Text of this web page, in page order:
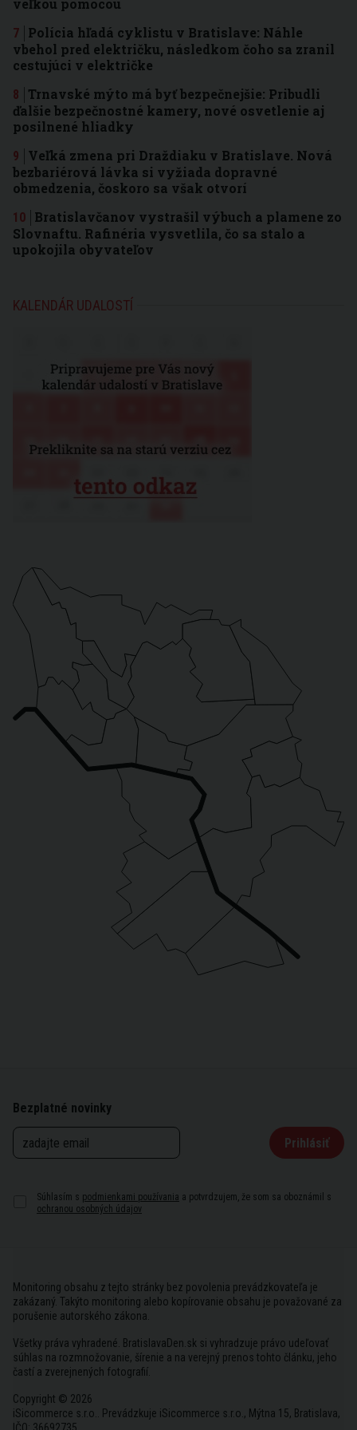
veľkou pomocou
Polícia hľadá cyklistu v Bratislave: Náhle
vbehol pred električku, následkom čoho sa zranil
cestujúci v električke
Trnavské mýto má byť bezpečnejšie: Pribudli
ďalšie bezpečnostné kamery, nové osvetlenie aj
posilnené hliadky
Veľká zmena pri Draždiaku v Bratislave. Nová
bezbariérová lávka si vyžiada dopravné
obmedzenia, čoskoro sa však otvorí
Bratislavčanov vystrašil výbuch a plamene zo
Slovnaftu. Rafinéria vysvetlila, čo sa stalo a
upokojila obyvateľov
KALENDÁR UDALOSTÍ
Bezplatné novinky
Prihlásiť
Súhlasím s podmienkami používania a potvrdzujem, že som sa oboznámil s
ochranou osobných údajov
Monitoring obsahu z tejto stránky bez povolenia prevádzkovateľa je
zakázaný. Takýto monitoring alebo kopírovanie obsahu je považované za
porušenie autorského zákona.
Všetky práva vyhradené. BratislavaDen.sk si vyhradzuje právo udeľovať
súhlas na rozmnožovanie, šírenie a na verejný prenos tohto článku, jeho
častí a zverejnených fotografií.
Copyright © 2026
iSicommerce s.r.o.. Prevádzkuje iSicommerce s.r.o., Mýtna 15, Bratislava,